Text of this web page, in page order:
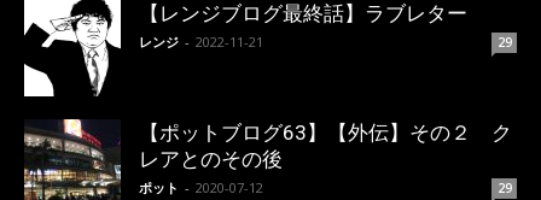
【レンジブログ最終話】ラブレター
レンジ - 2022-11-21 29
【ポットブログ63】【外伝】その２ ク
レアとのその後
ポット - 2020-07-12 29